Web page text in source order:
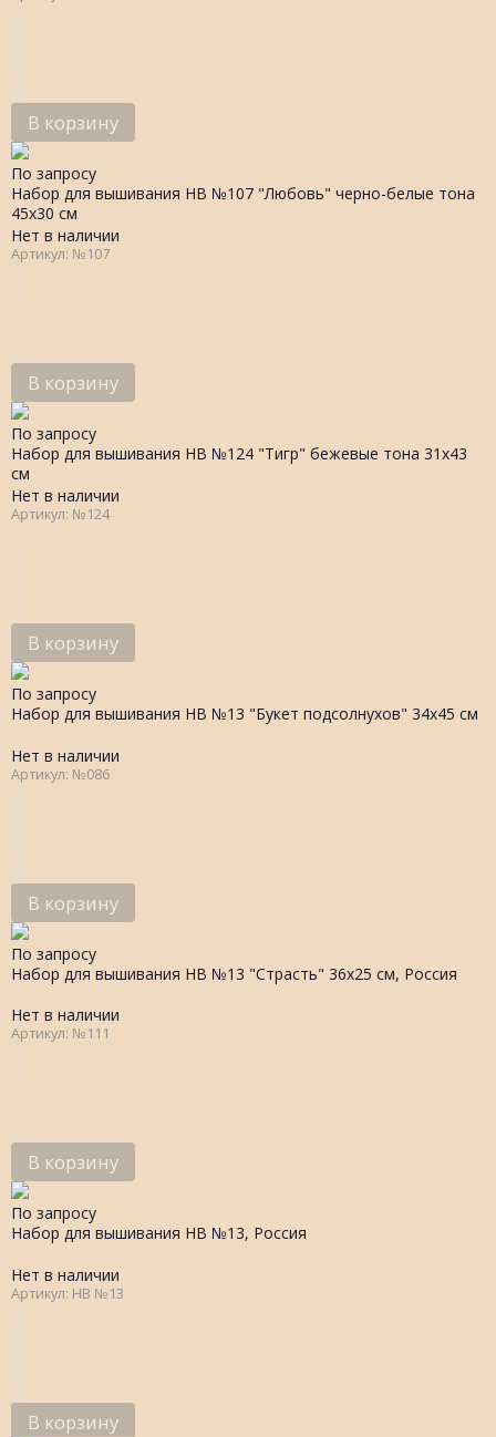
В корзину
По запросу
Набор для вышивания НВ №107 "Любовь" черно-белые тона
45х30 см
Нет в наличии
Артикул: №107
В корзину
По запросу
Набор для вышивания НВ №124 "Тигр" бежевые тона 31х43
см
Нет в наличии
Артикул: №124
В корзину
По запросу
Набор для вышивания НВ №13 "Букет подсолнухов" 34х45 см
Нет в наличии
Артикул: №086
В корзину
По запросу
Набор для вышивания НВ №13 "Страсть" 36х25 см, Россия
Нет в наличии
Артикул: №111
В корзину
По запросу
Набор для вышивания НВ №13, Россия
Нет в наличии
Артикул: НВ №13
В корзину